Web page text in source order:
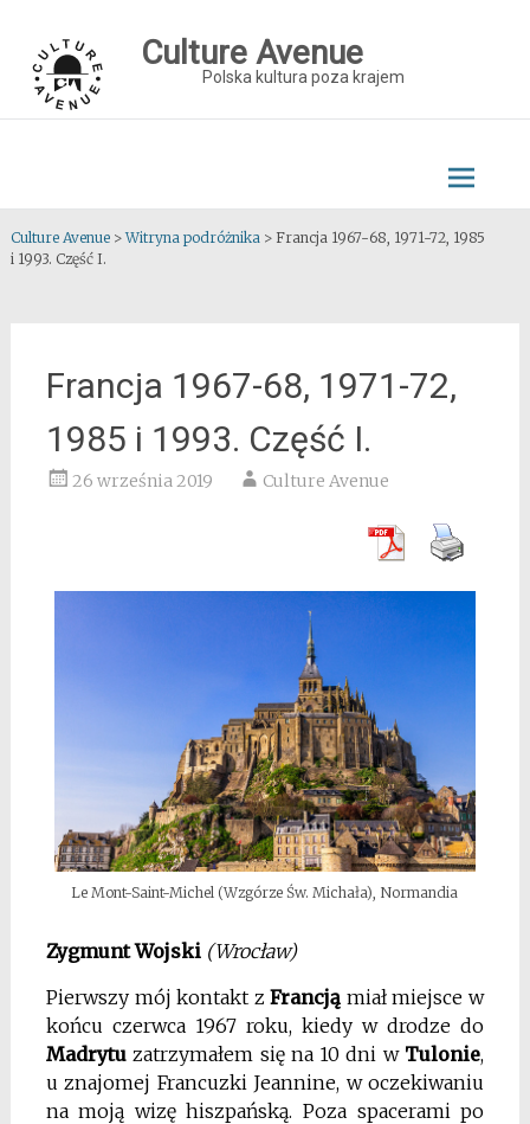
content
Culture Avenue
Polska kultura poza krajem
Culture Avenue>Witryna podróżnika> Francja 1967-68, 1971-72, 1985
i 1993. Część I.
Francja 1967-68, 1971-72,
1985 i 1993. Część I.
26 września 2019 Culture Avenue
Le Mont-Saint-Michel (Wzgórze Św. Michała), Normandia
Zygmunt Wojski (Wrocław)
Pierwszy mój kontakt zFrancją miał miejsce w
końcu czerwca 1967 roku, kiedy w drodze do
Madrytuzatrzymałem się na 10 dni w Tulonie,
u znajomej Francuzki Jeannine, w oczekiwaniu
na moją wizę hiszpańską. Poza spacerami po